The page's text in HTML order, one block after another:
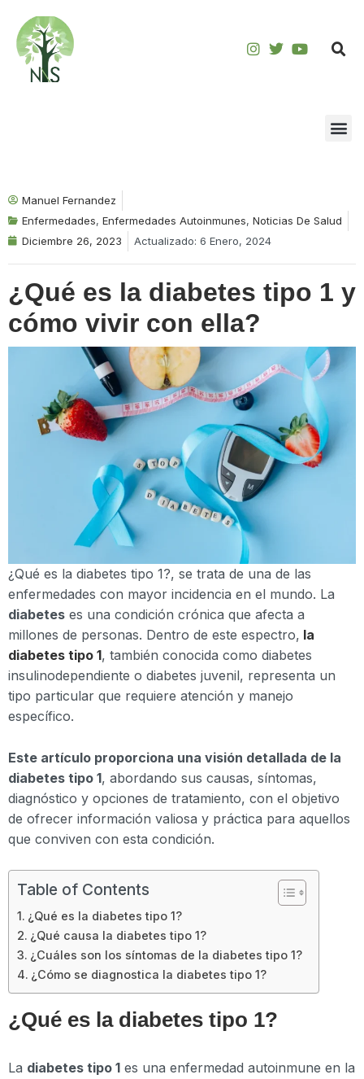
Saltar
contenido
Manuel Fernandez
Enfermedades, Enfermedades Autoinmunes, Noticias De Salud
Diciembre 26, 2023
Actualizado: 6 Enero, 2024
¿Qué es la diabetes tipo 1 y
cómo vivir con ella?
¿Qué es la diabetes tipo 1?, se trata de una de las
enfermedades con mayor incidencia en el mundo. La
diabetes es una condición crónica que afecta a
millones de personas. Dentro de este espectro, la
diabetes tipo 1, también conocida como diabetes
insulinodependiente o diabetes juvenil, representa un
tipo particular que requiere atención y manejo
específico.
Este artículo proporciona una visión detallada de la
diabetes tipo 1, abordando sus causas, síntomas,
diagnóstico y opciones de tratamiento, con el objetivo
de ofrecer información valiosa y práctica para aquellos
que conviven con esta condición.
Table of Contents
¿Qué es la diabetes tipo 1?
¿Qué causa la diabetes tipo 1?
¿Cuáles son los síntomas de la diabetes tipo 1?
¿Cómo se diagnostica la diabetes tipo 1?
¿Qué es la diabetes tipo 1?
La diabetes tipo 1 es una enfermedad autoinmune en la